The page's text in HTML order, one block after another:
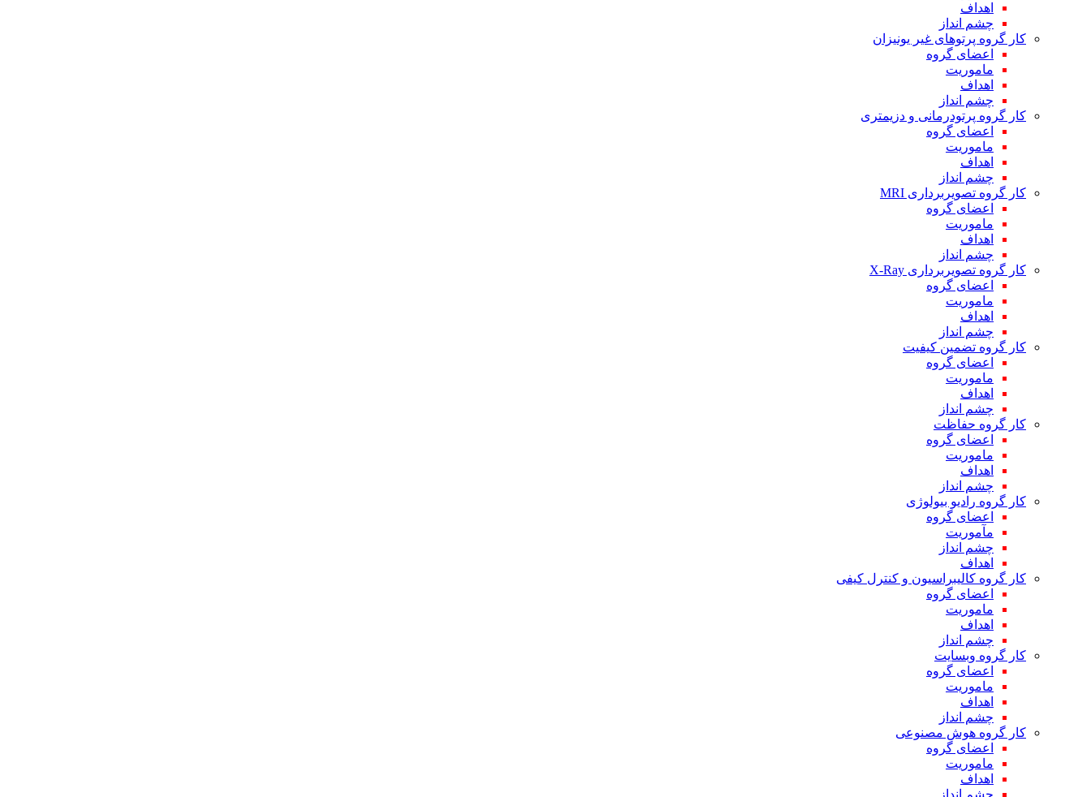
اهداف
چشم انداز
کار گروه پرتوهای غیر یونیزان
اعضای گروه
ماموریت
اهداف
چشم انداز
کار گروه پرتودرمانی و دزیمتری
اعضای گروه
ماموریت
اهداف
چشم انداز
کار گروه تصویربرداری MRI
اعضای گروه
ماموریت
اهداف
چشم انداز
کار گروه تصویربرداری X-Ray
اعضای گروه
ماموریت
اهداف
چشم انداز
کار گروه تضمین کیفیت
اعضای گروه
ماموریت
اهداف
چشم انداز
کار گروه حفاظت
اعضای گروه
ماموریت
اهداف
چشم انداز
کار گروه رادیو بیولوژی
اعضای گروه
مآموریت
چشم انداز
اهداف
کار گروه کالیبراسیون و کنترل کیفی
اعضای گروه
ماموریت
اهداف
چشم انداز
کار گروه وبسایت
اعضای گروه
ماموریت
اهداف
چشم انداز
کار گروه هوش مصنوعی
اعضای گروه
ماموریت
اهداف
چشم انداز